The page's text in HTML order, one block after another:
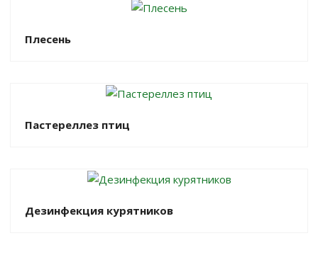
Плесень
Пастереллез птиц
Дезинфекция курятников